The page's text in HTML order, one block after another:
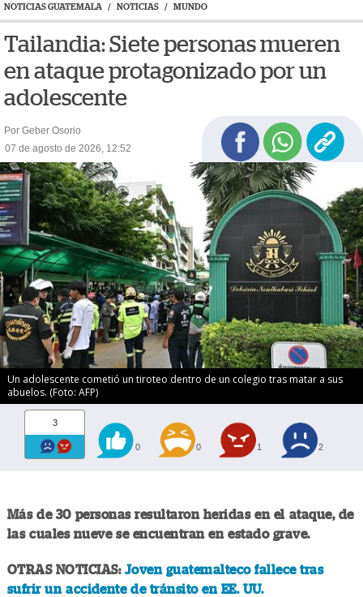
NOTICIAS GUATEMALA / NOTICIAS / MUNDO
Tailandia: Siete personas mueren
en ataque protagonizado por un
adolescente
Por Geber Osorio
07 de agosto de 2026, 12:52
Un adolescente cometió un tiroteo dentro de un colegio tras matar a sus
abuelos. (Foto: AFP)
3
0 0 1 2
Más de 30 personas resultaron heridas en el ataque, de
las cuales nueve se encuentran en estado grave.
OTRAS NOTICIAS: Joven guatemalteco fallece tras
sufrir un accidente de tránsito en EE. UU.